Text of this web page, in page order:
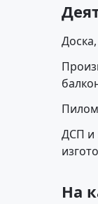
ДСП и
На